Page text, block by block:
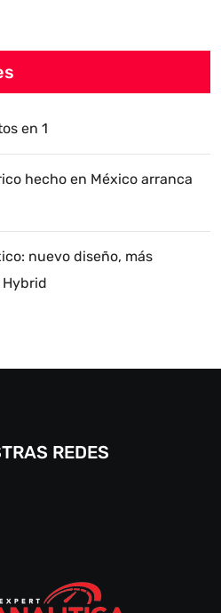
en 1
hecho en México arranca
nuevo diseño, más
REDES